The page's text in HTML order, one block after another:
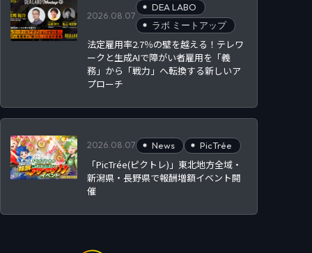
2026.08.07
DEA LABO
ラボ ミートアップ
法定雇用率2.7％の壁を越える！テレワ
ークと生成AIで障がい者雇用を「義
務」から「戦力」へ転換する新しいア
プローチ
2026.08.07 News PicTrée
「PicTrée(ピクトレ)」東北地方全域・
新潟県・長野県で報酬増額イベント開
催